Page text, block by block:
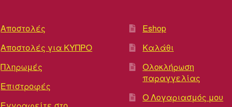
Αποστολές
Αποστολές για ΚΥΠΡΟ
Πληρωμές
Επιστροφές
Eshop
Καλάθι
Ολοκλήρωση
παραγγελίας
Ο Λογαριασμός μου